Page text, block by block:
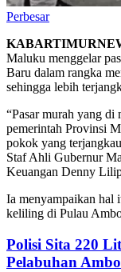
Perbesar
Maluku menggelar
Baru dalam rangka
sehingga lebih
“Pasar murah yang di
pemerintah Provinsi
pokok yang
Staf Ahli Gubernur
Keuangan Denny
Ia menyampaikan hal
keliling di Pulau
Polisi Sita 220
Pelabuhan